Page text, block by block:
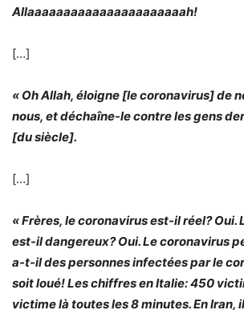
Allaaaaaaaaaaaaaaaaaaaaaah!
[…]
« Oh Allah, éloigne [le coronavirus] de
nous, et déchaîne-le contre les gens
[du siècle].
[…]
« Frères, le coronavirus est-il réel? Oui.
est-il dangereux? Oui. Le coronavirus
a-t-il des personnes infectées par le
soit loué! Les chiffres en Italie: 450
victime là toutes les 8 minutes. En Iran,